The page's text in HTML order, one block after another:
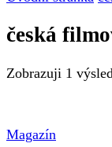
česká
Zobrazuji 1
Magazín